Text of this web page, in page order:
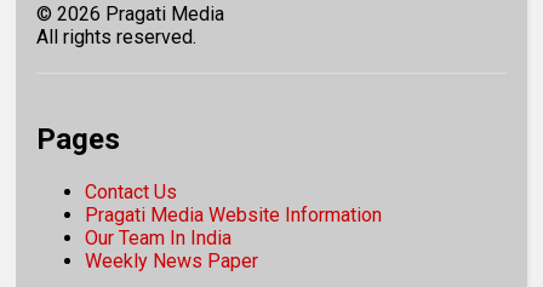
©2026 Pragati Media
All rights reserved.
Pages
Contact Us
Pragati Media Website Information
Our Team In India
Weekly News Paper